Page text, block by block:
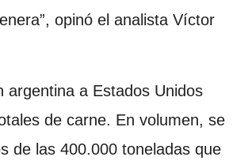
opinó el analista Víctor
argentina a Estados Unidos
de carne. En volumen, se
de las 400.000 toneladas que